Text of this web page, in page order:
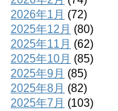
2026年1月 (72)
2025年12月 (80)
2025年11月 (62)
2025年10月 (85)
2025年9月 (85)
2025年8月 (82)
2025年7月 (103)